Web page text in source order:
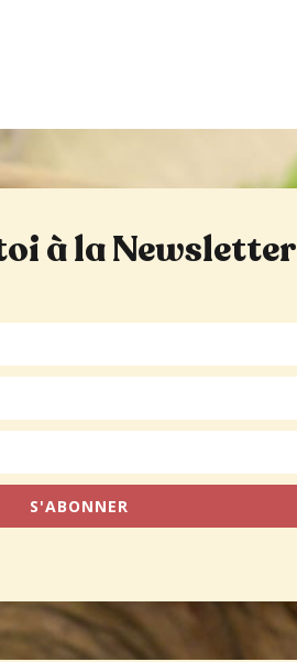
à la Newsletter
S'ABONNER